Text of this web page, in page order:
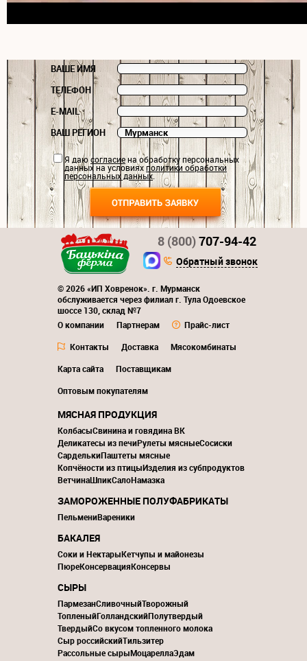
ВАШЕ ИМЯ
ТЕЛЕФОН
E-MAIL
ВАШ РЕГИОН
Я даюсогласиена обработку персональных
данных на условияхполитики обработки
персональных данных.
© 2026 «ИП Ховренок». г. Мурманск
обслуживается через филиал г. Тула Одоевское
шоссе 130, склад №7
О компании
Партнерам
Прайс-лист
Контакты
Доставка
Мясокомбинаты
Карта сайта
Поставщикам
Оптовым покупателям
8 (800)707-94-42
Обратный звонок
МЯСНАЯ ПРОДУКЦИЯ
КолбасыСвинина и говядина ВК
Деликатесы из печиРулеты мясныеСосиски
СарделькиПаштеты мясные
Копчёности из птицыИзделия из субпродуктов
ВетчинаШпикСалоНамазка
ЗАМОРОЖЕННЫЕ ПОЛУФАБРИКАТЫ
ПельмениВареники
БАКАЛЕЯ
Соки и НектарыКетчупы и майонезы
ПюреКонсервацияКонсервы
СЫРЫ
ПармезанСливочныйТворожный
ТопленыйГолландскийПолутвердый
ТвердыйСо вкусом топленного молока
Сыр российскийТильзитер
Рассольные сырыМоцареллаЭдам